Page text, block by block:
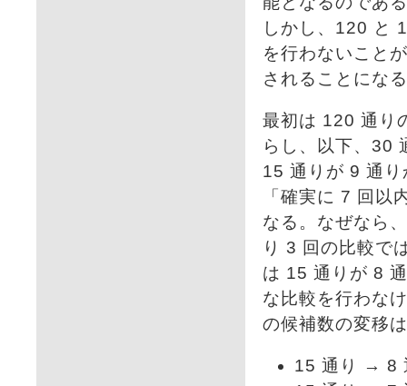
しかし、120 と
を行わないこと
されることにな
最初は 120 通り
らし、以下、30
15 通りが 9 通
「確実に 7 回以
なる。なぜなら
り 3 回の比較で
は 15 通りが 8
な比較を行わな
の候補数の変移
15 通り → 8